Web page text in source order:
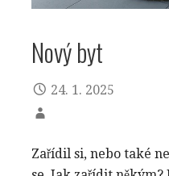
Nový byt
24. 1. 2025
Zařídil si, nebo také